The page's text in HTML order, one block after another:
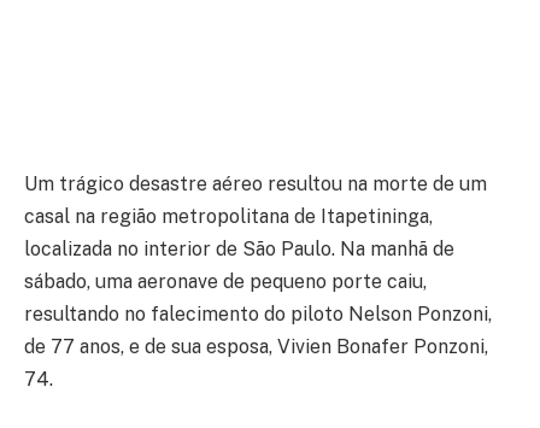
Um trágico desastre aéreo resultou na morte de um
casal na região metropolitana de Itapetininga,
localizada no interior de São Paulo. Na manhã de
sábado, uma aeronave de pequeno porte caiu,
resultando no falecimento do piloto Nelson Ponzoni,
de 77 anos, e de sua esposa, Vivien Bonafer Ponzoni,
74.